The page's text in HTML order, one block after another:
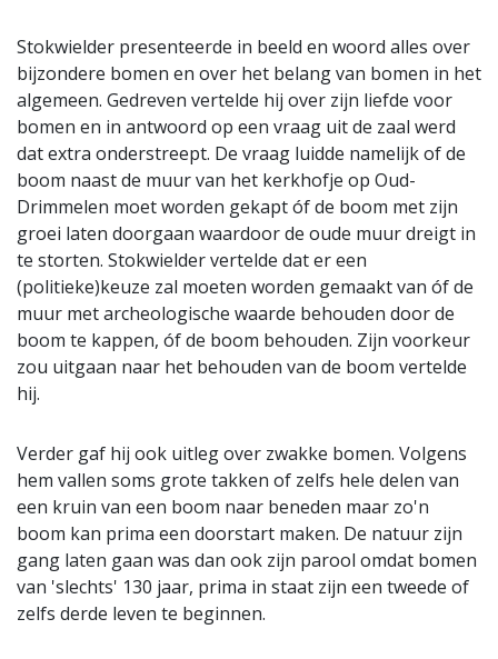
Stokwielder presenteerde in beeld en woord alles over
bijzondere bomen en over het belang van bomen in het
algemeen. Gedreven vertelde hij over zijn liefde voor
bomen en in antwoord op een vraag uit de zaal werd
dat extra onderstreept. De vraag luidde namelijk of de
boom naast de muur van het kerkhofje op Oud-
Drimmelen moet worden gekapt óf de boom met zijn
groei laten doorgaan waardoor de oude muur dreigt in
te storten. Stokwielder vertelde dat er een
(politieke)keuze zal moeten worden gemaakt van óf de
muur met archeologische waarde behouden door de
boom te kappen, óf de boom behouden. Zijn voorkeur
zou uitgaan naar het behouden van de boom vertelde
hij.
Verder gaf hij ook uitleg over zwakke bomen. Volgens
hem vallen soms grote takken of zelfs hele delen van
een kruin van een boom naar beneden maar zo'n
boom kan prima een doorstart maken. De natuur zijn
gang laten gaan was dan ook zijn parool omdat bomen
van 'slechts' 130 jaar, prima in staat zijn een tweede of
zelfs derde leven te beginnen.